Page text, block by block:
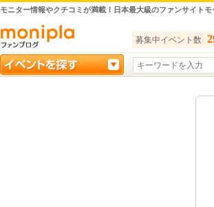
モニター情報やクチコミが満載！日本最大級のファンサイトモ
募集中イベント数